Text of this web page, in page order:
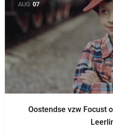
AUG 07
Oostendse vzw Focust